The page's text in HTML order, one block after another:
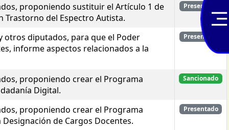
proponiendo sustituir el Artículo 1 de
Trastorno del Espectro Autista.
Presentado
otros diputados, para que el Poder
informe aspectos relacionados a la
Presentado
proponiendo crear el Programa
Digital.
Sancionado
proponiendo crear el Programa
de Cargos Docentes.
Presentado